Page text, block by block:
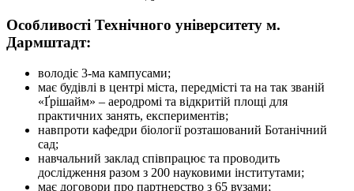
Особливості Технічного університету м.
Дармштадт:
володіє 3-ма кампусами;
має будівлі в центрі міста, передмісті та на так званій
«Ґрішайм» – аеродромі та відкритій площі для
практичних занять, експериментів;
навпроти кафедри біології розташований Ботанічний
сад;
навчальний заклад співпрацює та проводить
дослідження разом з 200 науковими інститутами;
має договори про партнерство з 65 вузами;